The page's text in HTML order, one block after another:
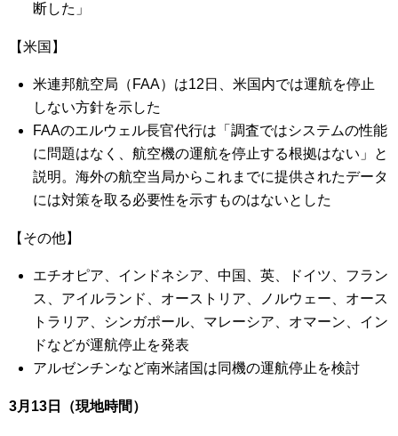
断した」
【米国】
米連邦航空局（FAA）は12日、米国内では運航を停止
しない方針を示した
FAAのエルウェル長官代行は「調査ではシステムの性能
に問題はなく、航空機の運航を停止する根拠はない」と
説明。海外の航空当局からこれまでに提供されたデータ
には対策を取る必要性を示すものはないとした
【その他】
エチオピア、インドネシア、中国、英、ドイツ、フラン
ス、アイルランド、オーストリア、ノルウェー、オース
トラリア、シンガポール、マレーシア、オマーン、イン
ドなどが運航停止を発表
アルゼンチンなど南米諸国は同機の運航停止を検討
3月13日（現地時間）